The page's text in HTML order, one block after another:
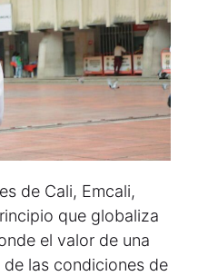
de Cali, Emcali,
que globaliza
el valor de una
las condiciones de